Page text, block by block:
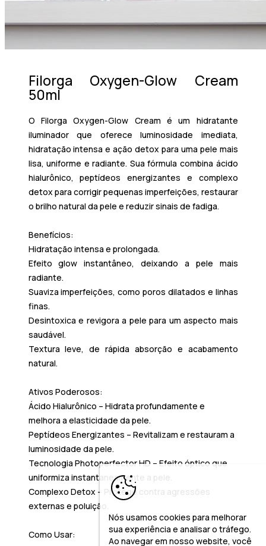
Filorga Oxygen-Glow Cream
50ml
O Filorga Oxygen-Glow Cream é um hidratante
iluminadorque oferece luminosidade imediata,
hidratação intensa e ação detox para uma pele mais
lisa, uniforme e radiante. Sua fórmula combina ácido
hialurônico, peptídeos energizantes e complexo
detox para corrigir pequenas imperfeições, restaurar
o brilho natural da pele e reduzir sinais de fadiga.
Benefícios:
Hidratação intensa e prolongada.
Efeito glow instantâneo, deixando a pele mais
radiante.
Suaviza imperfeições, como poros dilatados e linhas
finas.
Desintoxica e revigora a pele para um aspecto mais
saudável.
Textura leve, de rápida absorção e acabamento
natural.
Ativos Poderosos:
Ácido Hialurônico – Hidrata profundamente e
melhora a elasticidade da pele.
Peptídeos Energizantes – Revitalizam e restauram a
luminosidade da pele.
Tecnologia Photoperfector HD – Efeito óptico que
uniformiza instantaneamente a pele.
Complexo Detox – Protege contra agressões
externas e poluição.
Como Usar:
Nós usamos cookies para melhorar
sua experiência e analisar o tráfego.
Ao navegar em nosso website, você